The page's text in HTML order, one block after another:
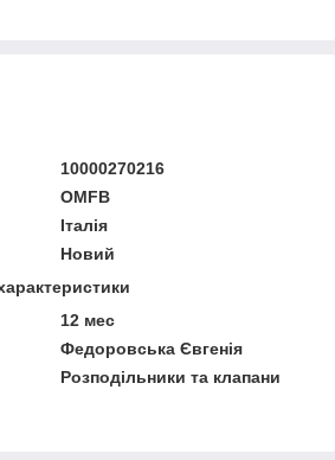
10000270216
OMFB
Італія
Новий
12 мес
Федоровська Євгенія
Розподільники та клапани